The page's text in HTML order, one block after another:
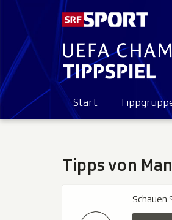
Start
Tipps von
Schauen